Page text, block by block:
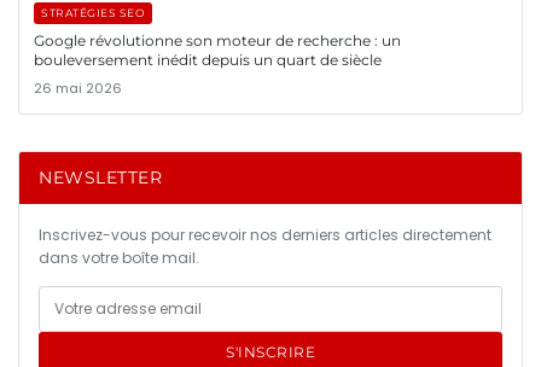
STRATÉGIES SEO
Google révolutionne son moteur de recherche : un
bouleversement inédit depuis un quart de siècle
26 mai 2026
NEWSLETTER
Inscrivez-vous pour recevoir nos derniers articles directement
dans votre boîte mail.
S'INSCRIRE